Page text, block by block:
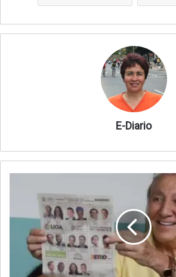
E-Diario